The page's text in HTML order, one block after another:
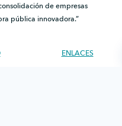
de empresas
pública innovadora.”
ENLACES